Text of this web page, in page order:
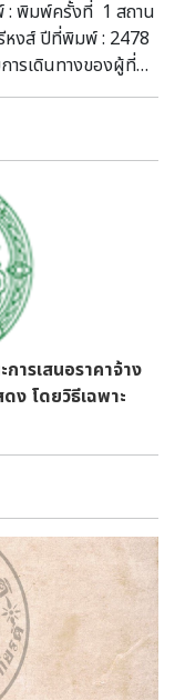
ดีางวงศ์ กรมหลวง
เสด็จประพาสใน
นตก ได้มีการกล่าว
ยมณฑลทอดสมอน้ำ
กาะตะกูดตรงหน้า
ลจากทะเลประมาณ
องกลางนั้นมีบ่อน้ำๆ
พ.ศ. ๒๔๖๘ กล่าว
ำ ๑ บ่อ กลม ขุดกว้าง
ดยรอบแต่ท้องบ่อขึ้น
บ่อน้ำนั้นพื้นศาลาก็
บ่อนี้เรียกว่าบ่อ
สันนิษฐานว่าจะเปน
ะในสมัยนั้นการไป
ศรีธรรมราชใช้เรือ
นเขาที่มีถ้ำงดงาม
ได้สร้างบ่อน้ำไว้ให้
ถ้ำบ่อพระยานคร อีก
รสร้าง" ภาพ : บ่อ
ร*ทะเบียนโบราณ
ดี กรม
ารที่สมอเรือครูดไป
เรียบ
กโบราณคดีชำนาญ
พิมพ์ครั้งที่ 1 สถาน
งส์ ปีที่พิมพ์ : 2478
ดินทางของผู้ที่มี
นทางไปทำการรักษา
กลำบากและอันตราย
ารเสนอราคาจ้าง
ง โดยวิธีเฉพาะ